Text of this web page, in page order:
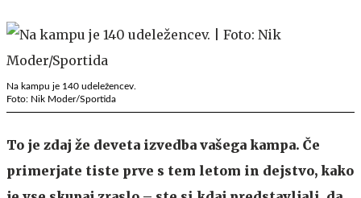
Na kampu je 140 udeležencev.
Foto: Nik Moder/Sportida
To je zdaj že deveta izvedba vašega kampa. Če
primerjate tiste prve s tem letom in dejstvo, kako